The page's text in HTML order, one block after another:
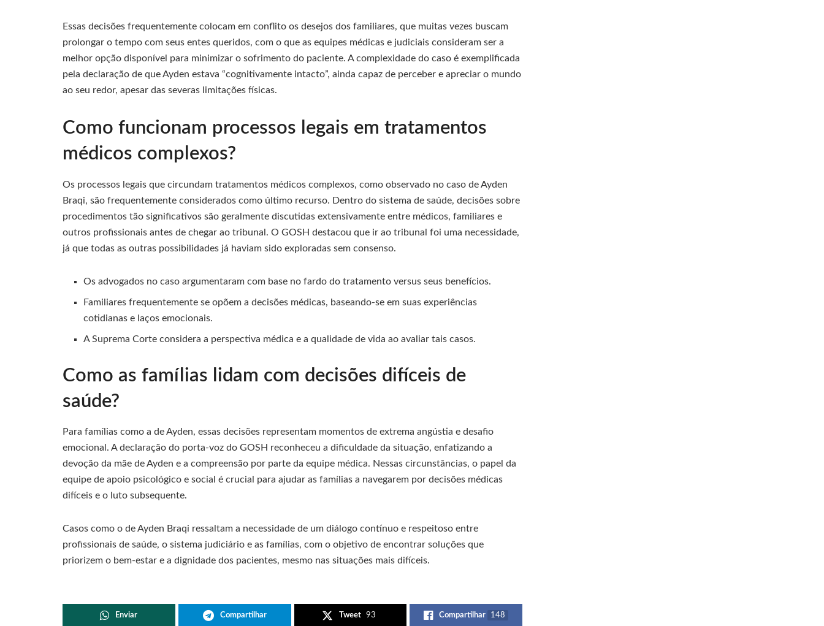
Essas decisões frequentemente colocam em conflito os desejos dos familiares, que muitas vezes buscam
prolongar o tempo com seus entes queridos, com o que as equipes médicas e judiciais consideram ser a
melhor opção disponível para minimizar o sofrimento do paciente. A complexidade do caso é exemplificada
pela declaração de que Ayden estava “cognitivamente intacto”, ainda capaz de perceber e apreciar o mundo
ao seu redor, apesar das severas limitações físicas.
Como funcionam processos legais em tratamentos
médicos complexos?
Os processos legais que circundam tratamentos médicos complexos, como observado no caso de Ayden
Braqi, são frequentemente considerados como último recurso. Dentro do sistema de saúde, decisões sobre
procedimentos tão significativos são geralmente discutidas extensivamente entre médicos, familiares e
outros profissionais antes de chegar ao tribunal. O GOSH destacou que ir ao tribunal foi uma necessidade,
já que todas as outras possibilidades já haviam sido exploradas sem consenso.
Os advogados no caso argumentaram com base no fardo do tratamento versus seus benefícios.
Familiares frequentemente se opõem a decisões médicas, baseando-se em suas experiências
cotidianas e laços emocionais.
A Suprema Corte considera a perspectiva médica e a qualidade de vida ao avaliar tais casos.
Como as famílias lidam com decisões difíceis de
saúde?
Para famílias como a de Ayden, essas decisões representam momentos de extrema angústia e desafio
emocional. A declaração do porta-voz do GOSH reconheceu a dificuldade da situação, enfatizando a
devoção da mãe de Ayden e a compreensão por parte da equipe médica. Nessas circunstâncias, o papel da
equipe de apoio psicológico e social é crucial para ajudar as famílias a navegarem por decisões médicas
difíceis e o luto subsequente.
Casos como o de Ayden Braqi ressaltam a necessidade de um diálogo contínuo e respeitoso entre
profissionais de saúde, o sistema judiciário e as famílias, com o objetivo de encontrar soluções que
priorizem o bem-estar e a dignidade dos pacientes, mesmo nas situações mais difíceis.
Enviar Compartilhar Tweet 93 Compartilhar 148